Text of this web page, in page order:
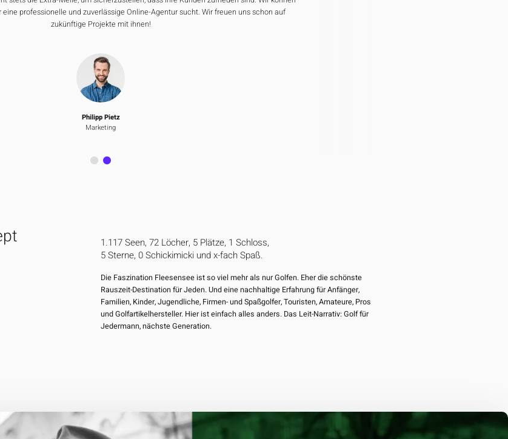
professionelle und zuverlässige Online-Agentur sucht. Wir freuen uns schon auf
zukünftige Projekte mit ihnen!
Philipp Pietz
Marketing
1.117 Seen, 72 Löcher, 5 Plätze, 1 Schloss,
5 Sterne, 0 Schickimicki und x-fach Spaß.
Die Faszination Fleesensee ist so viel mehr als nur Golfen. Eher die schönste
Rauszeit-Destination für Jeden. Und eine nachhaltige Erfahrung für Anfänger,
Familien, Kinder, Jugendliche, Firmen- und Spaßgolfer, Touristen, Amateure, Pros
und Golfartikelhersteller. Hier ist einfach alles anders. Das Leit-Narrativ: Golf für
Jedermann, nächste Generation.